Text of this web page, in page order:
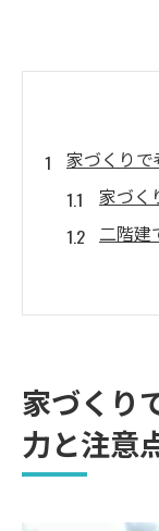
家づくり
家づく
二階建
とめ
家づく
間取り選び
家づ
家づくり
力と注意